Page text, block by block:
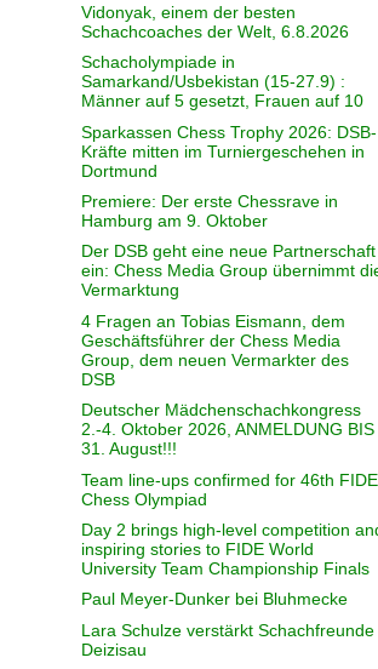
Vidonyak, einem der besten
Schachcoaches der Welt, 6.8.2026
Schacholympiade in
Samarkand/Usbekistan (15-27.9) :
Männer auf 5 gesetzt, Frauen auf 10
Sparkassen Chess Trophy 2026: DSB-
Kräfte mitten im Turniergeschehen in
Dortmund
Premiere: Der erste Chessrave in
Hamburg am 9. Oktober
Der DSB geht eine neue Partnerschaft
ein: Chess Media Group übernimmt
Vermarktung
4 Fragen an Tobias Eismann, dem
Geschäftsführer der Chess Media
Group, dem neuen Vermarkter des
DSB
Deutscher Mädchenschachkongress
2.-4. Oktober 2026, ANMELDUNG BIS
31. August!!!
Team line-ups confirmed for 46th FIDE
Chess Olympiad
Day 2 brings high-level competition
inspiring stories to FIDE World
University Team Championship Finals
Paul Meyer-Dunker bei Bluhmecke
Lara Schulze verstärkt Schachfreunde
Deizisau